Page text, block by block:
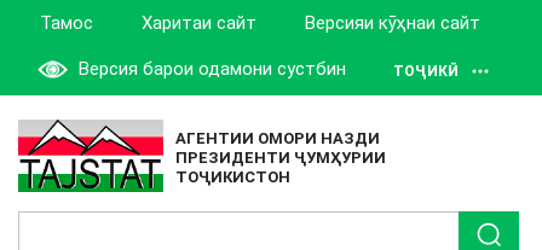
Тамос Харитаи сайт Версияи кӯҳнаи сайт
Версия барои одамони сустбин ТОҶИКӢ
АГЕНТИИ ОМОРИ НАЗДИ
ПРЕЗИДЕНТИ ҶУМҲУРИИ
ТОҶИКИСТОН